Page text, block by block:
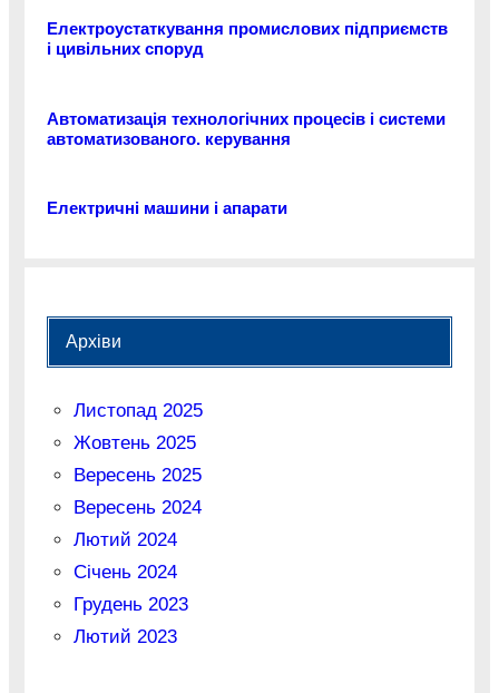
Електроустаткування промислових підприємств
і цивільних споруд
Автоматизація технологічних процесів і системи
автоматизованого. керування
Електричні машини і апарати
Архіви
Листопад 2025
Жовтень 2025
Вересень 2025
Вересень 2024
Лютий 2024
Січень 2024
Грудень 2023
Лютий 2023